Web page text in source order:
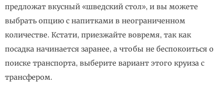
предложат вкусный «шведский стол», и вы можете
выбрать опцию с напитками в неограниченном
количестве. Кстати, приезжайте вовремя, так как
посадка начинается заранее, а чтобы не беспокоиться о
поиске транспорта, выберите вариант этого круиза с
трансфером.